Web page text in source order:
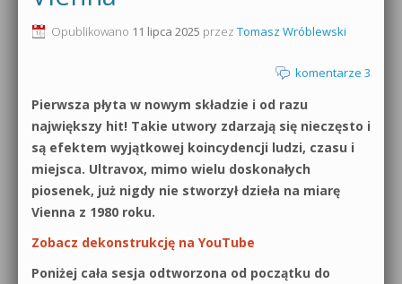
Produkcja muzyczna od podstaw
Sound Forge od podstaw
Dubstep z syntezatorem Massive
Kontakt 5 Kompendium
Pakiety
0dB.pl - informacje
Materiały dla mediów
Archiwum aktualności
Polityka prywatności
Działanie sklepu internetowego
Opublikowano 11 lipca 2025 przez Tomasz Wróblewski
komentarze 3
Pierwsza płyta w nowym składzie i od razu
największy hit! Takie utwory zdarzają się nieczęsto i
są efektem wyjątkowej koincydencji ludzi, czasu i
miejsca. Ultravox, mimo wielu doskonałych
piosenek, już nigdy nie stworzył dzieła na miarę
Vienna z 1980 roku.
Zobacz dekonstrukcję na YouTube
Poniżej cała sesja odtworzona od początku do